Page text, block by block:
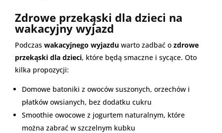
Zdrowe przekąski dla dzieci na
wakacyjny wyjazd
Podczas wakacyjnego wyjazdu warto zadbać o zdrowe
przekąski dla dzieci, które będą smaczne i sycące. Oto
kilka propozycji:
Domowe batoniki z owoców suszonych, orzechów i
płatków owsianych, bez dodatku cukru
Smoothie owocowe z jogurtem naturalnym, które
można zabrać w szczelnym kubku